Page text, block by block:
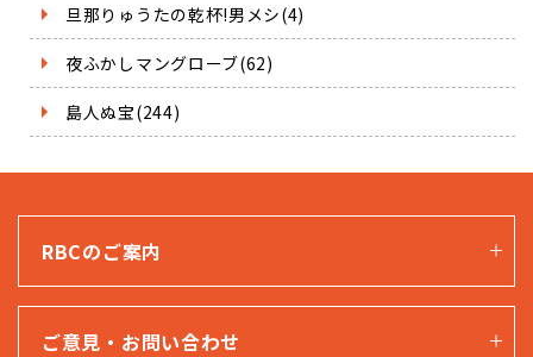
旦那りゅうたの乾杯!男メシ(4)
夜ふかしマングローブ(62)
島人ぬ宝(244)
RBCのご案内
ご意見・お問い合わせ